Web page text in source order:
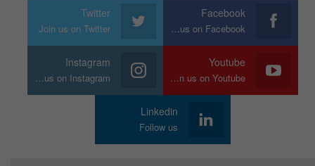
Facebook
Join us on Facebook
Twitter
Join us on Twitter
Youtube
Join us on Youtube
Instagram
Join us on Instagram
Linkedin
Follow us